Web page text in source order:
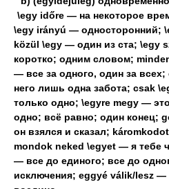
\egy időre — на некоторое
\egy irányú — односторонний;
közül \egy — один из ста; \egy
коротко; одним словом;
— все за одного, один за
него лишь одна забота; csak
только одно; \egyre megy —
одно; всё равно; один конец;
он взялся и сказал;
mondok neked \egyet — я тебе
— все до единого; все до
исключения; eggyé válik/lesz —